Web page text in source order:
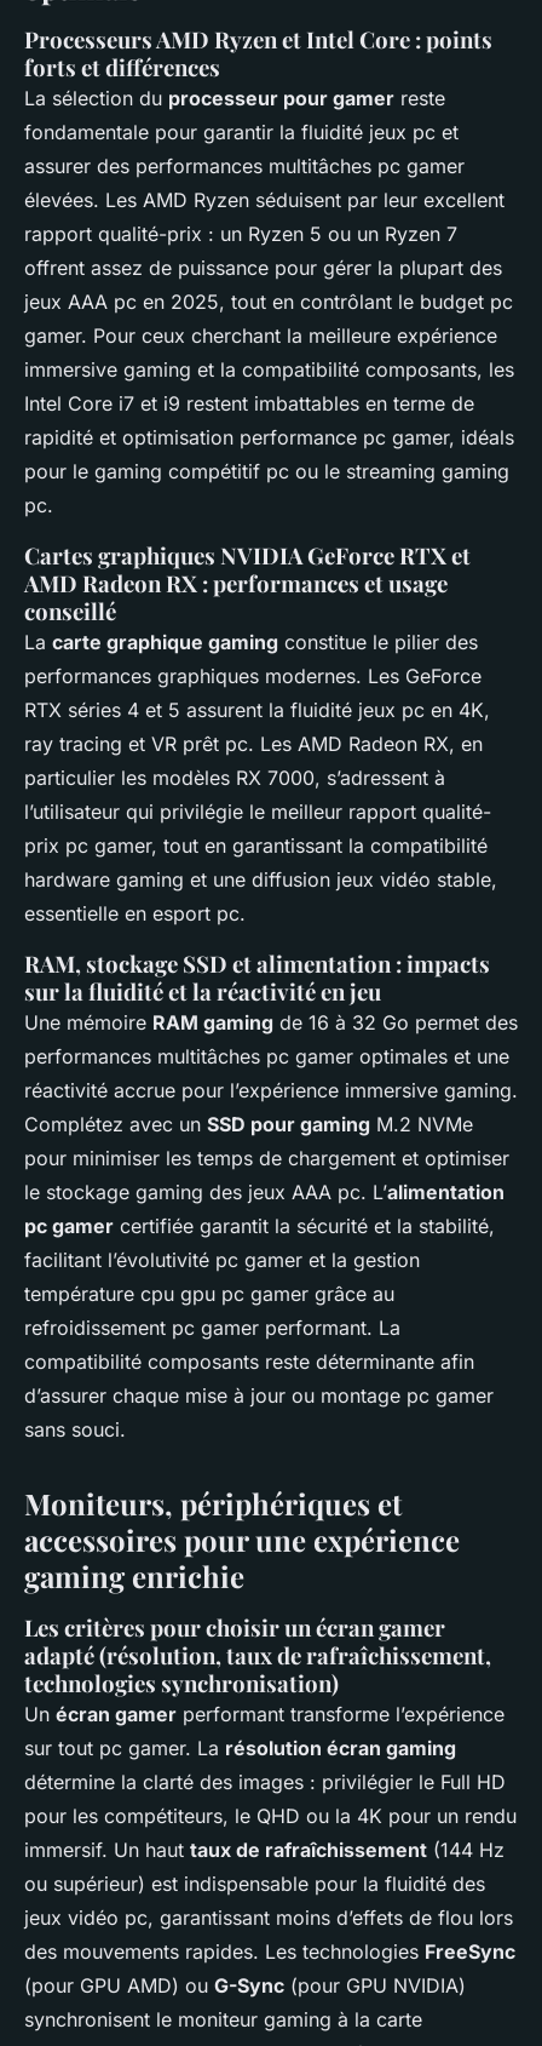
Processeurs AMD Ryzen et Intel Core : points
forts et différences
La sélection du processeur pour gamer reste
fondamentale pour garantir la fluidité jeux pc et
assurer des performances multitâches pc gamer
élevées. Les AMD Ryzen séduisent par leur excellent
rapport qualité-prix : un Ryzen 5 ou un Ryzen 7
offrent assez de puissance pour gérer la plupart des
jeux AAA pc en 2025, tout en contrôlant le budget pc
gamer. Pour ceux cherchant la meilleure expérience
immersive gaming et la compatibilité composants, les
Intel Core i7 et i9 restent imbattables en terme de
rapidité et optimisation performance pc gamer, idéals
pour le gaming compétitif pc ou le streaming gaming
pc.
Cartes graphiques NVIDIA GeForce RTX et
AMD Radeon RX : performances et usage
conseillé
La carte graphique gaming constitue le pilier des
performances graphiques modernes. Les GeForce
RTX séries 4 et 5 assurent la fluidité jeux pc en 4K,
ray tracing et VR prêt pc. Les AMD Radeon RX, en
particulier les modèles RX 7000, s’adressent à
l’utilisateur qui privilégie le meilleur rapport qualité-
prix pc gamer, tout en garantissant la compatibilité
hardware gaming et une diffusion jeux vidéo stable,
essentielle en esport pc.
RAM, stockage SSD et alimentation : impacts
sur la fluidité et la réactivité en jeu
Une mémoire RAM gaming de 16 à 32 Go permet des
performances multitâches pc gamer optimales et une
réactivité accrue pour l’expérience immersive gaming.
Complétez avec un SSD pour gaming M.2 NVMe
pour minimiser les temps de chargement et optimiser
le stockage gaming des jeux AAA pc. L’alimentation
pc gamer certifiée garantit la sécurité et la stabilité,
facilitant l’évolutivité pc gamer et la gestion
température cpu gpu pc gamer grâce au
refroidissement pc gamer performant. La
compatibilité composants reste déterminante afin
d’assurer chaque mise à jour ou montage pc gamer
sans souci.
Moniteurs, périphériques et
accessoires pour une expérience
gaming enrichie
Les critères pour choisir un écran gamer
adapté (résolution, taux de rafraîchissement,
technologies synchronisation)
Un écran gamer performant transforme l’expérience
sur tout pc gamer. La résolution écran gaming
détermine la clarté des images : privilégier le Full HD
pour les compétiteurs, le QHD ou la 4K pour un rendu
immersif. Un haut taux de rafraîchissement (144 Hz
ou supérieur) est indispensable pour la fluidité des
jeux vidéo pc, garantissant moins d’effets de flou lors
des mouvements rapides. Les technologies FreeSync
(pour GPU AMD) ou G-Sync (pour GPU NVIDIA)
synchronisent le moniteur gaming à la carte